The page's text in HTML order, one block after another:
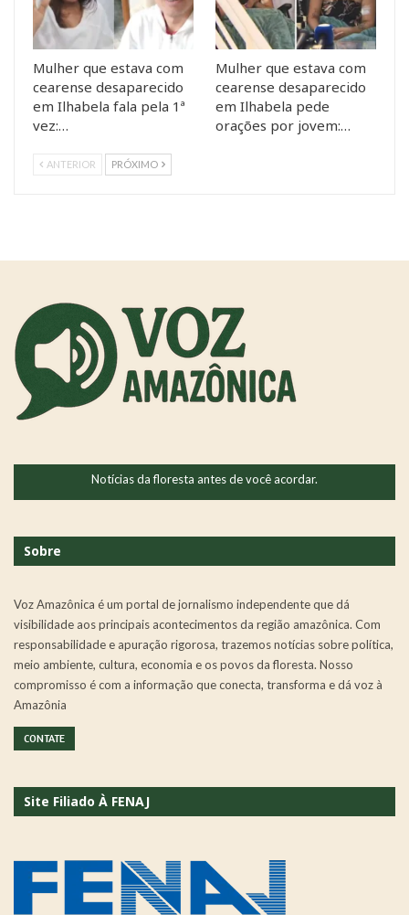
Mulher que estava com
cearense desaparecido
em Ilhabela fala pela 1ª
vez:…
Mulher que estava com
cearense desaparecido
em Ilhabela pede
orações por jovem:…
ANTERIOR PRÓXIMO
Notícias da floresta antes de você acordar.
Sobre
Voz Amazônica é um portal de jornalismo independente que dá
visibilidade aos principais acontecimentos da região amazônica. Com
responsabilidade e apuração rigorosa, trazemos notícias sobre política,
meio ambiente, cultura, economia e os povos da floresta. Nosso
compromisso é com a informação que conecta, transforma e dá voz à
Amazônia
CONTATE
Site Filiado À FENAJ